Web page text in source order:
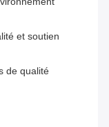
et soutien
de qualité